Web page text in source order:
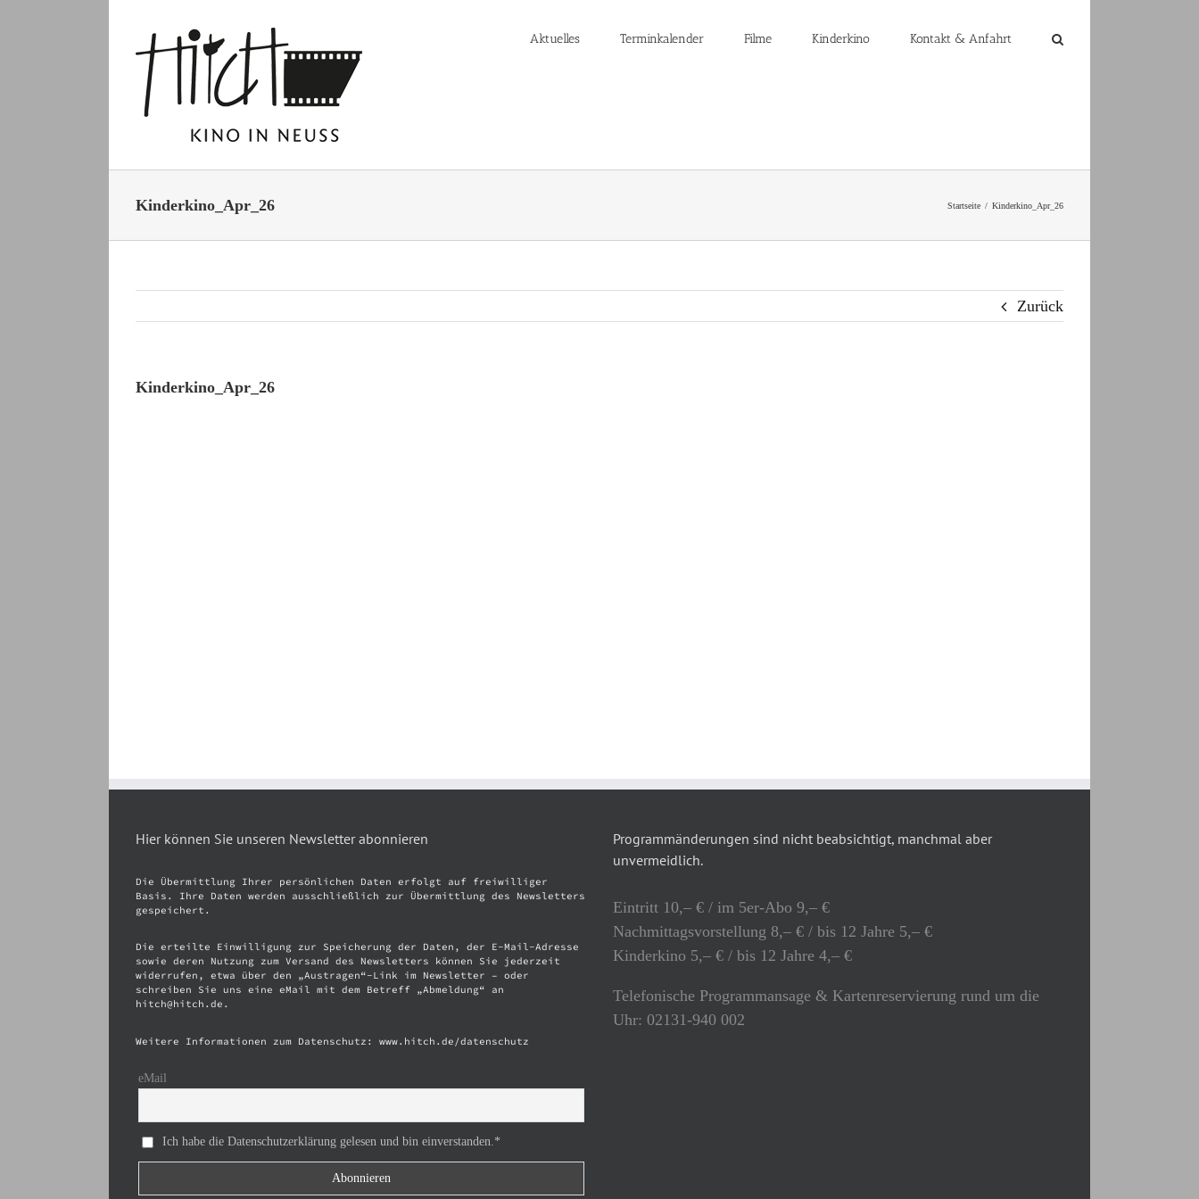
Aktuelles Terminkalender Filme Kinderkino Kontakt & Anfahrt
Kinderkino_Apr_26 Startseite Kinderkino_Apr_26
Zurück
Kinderkino_Apr_26
Hier können Sie unseren Newsletter abonnieren
Die Übermittlung Ihrer persönlichen Daten erfolgt auf freiwilliger
Basis. Ihre Daten werden ausschließlich zur Übermittlung des Newsletters
gespeichert.
Die erteilte Einwilligung zur Speicherung der Daten, der E-Mail-Adresse
sowie deren Nutzung zum Versand des Newsletters können Sie jederzeit
widerrufen, etwa über den „Austragen“-Link im Newsletter – oder
schreiben Sie uns eine eMail mit dem Betreff „Abmeldung“ an
hitch@hitch.de.
Weitere Informationen zum Datenschutz: www.hitch.de/datenschutz
eMail
Ich habe die Datenschutzerklärung gelesen und bin einverstanden.*
Programmänderungen sind nicht beabsichtigt, manchmal aber
unvermeidlich.
Eintritt 10,– € / im 5er-Abo 9,– €
Nachmittagsvorstellung 8,– € / bis 12 Jahre 5,– €
Kinderkino 5,– € / bis 12 Jahre 4,– €
Telefonische Programmansage & Kartenreservierung rund um die
Uhr: 02131-940 002